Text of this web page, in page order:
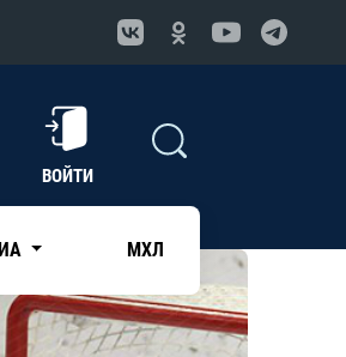
ВОЙТИ
МХЛ